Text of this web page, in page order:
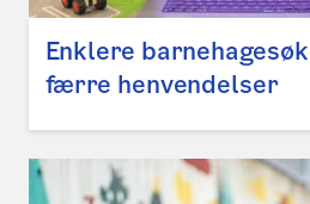
Enklere
færre henvendelser